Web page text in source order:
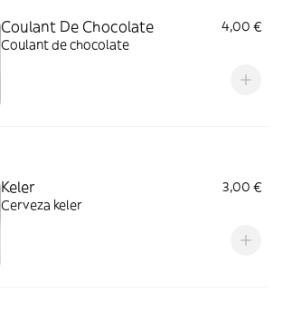
Coulant De Chocolate
4,00 €
Coulant de chocolate
Keler
3,00 €
Cerveza keler